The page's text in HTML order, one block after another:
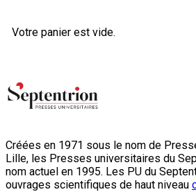
Votre panier est vide.
Créées en 1971 sous le nom de
Lille, les Presses universitaires du
nom actuel en 1995. Les PU du
ouvrages scientifiques de haut niveau